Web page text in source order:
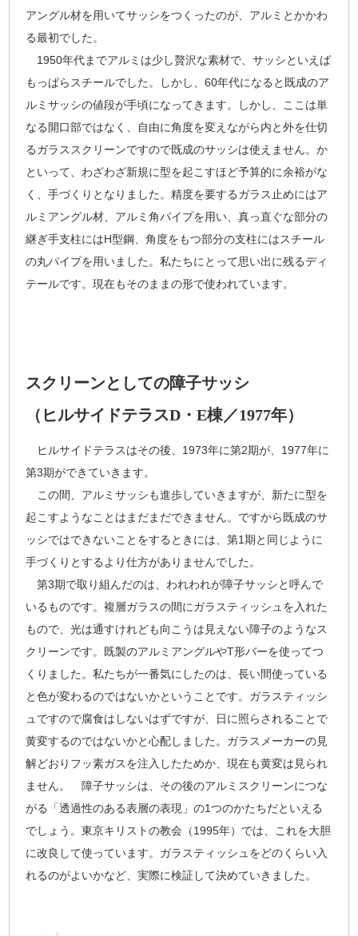
アングル材を用いてサッシをつくったのが、アルミとかかわ
る最初でした。
1950年代までアルミは少し贅沢な素材で、サッシといえば
もっぱらスチールでした。しかし、60年代になると既成のア
ルミサッシの値段が手頃になってきます。しかし、ここは単
なる開口部ではなく、自由に角度を変えながら内と外を仕切
るガラススクリーンですので既成のサッシは使えません。か
といって、わざわざ新規に型を起こすほど予算的に余裕がな
く、手づくりとなりました。精度を要するガラス止めにはア
ルミアングル材、アルミ角パイプを用い、真っ直ぐな部分の
継ぎ手支柱にはH型鋼、角度をもつ部分の支柱にはスチール
の丸パイプを用いました。私たちにとって思い出に残るディ
テールです。現在もそのままの形で使われています。
スクリーンとしての障子サッシ
（ヒルサイドテラスD・E棟／1977年）
ヒルサイドテラスはその後、1973年に第2期が、1977年に
第3期ができていきます。
この間、アルミサッシも進歩していきますが、新たに型を
起こすようなことはまだまだできません。ですから既成のサ
ッシではできないことをするときには、第1期と同じように
手づくりとするより仕方がありませんでした。
第3期で取り組んだのは、われわれが障子サッシと呼んで
いるものです。複層ガラスの間にガラスティッシュを入れた
もので、光は通すけれども向こうは見えない障子のようなス
クリーンです。既製のアルミアングルやT形バーを使ってつ
くりました。私たちが一番気にしたのは、長い間使っている
と色が変わるのではないかということです。ガラスティッシ
ュですので腐食はしないはずですが、日に照らされることで
黄変するのではないかと心配しました。ガラスメーカーの見
解どおりフッ素ガスを注入したためか、現在も黄変は見られ
ません。 障子サッシは、その後のアルミスクリーンにつな
がる「透過性のある表層の表現」の1つのかたちだといえる
でしょう。東京キリストの教会（1995年）では、これを大胆
に改良して使っています。ガラスティッシュをどのくらい入
れるのがよいかなど、実際に検証して決めていきました。